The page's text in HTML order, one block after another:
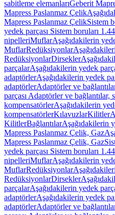
sabitleme elemanlarıGeberit
Mapress Paslanmaz Çelik
Mapress Paslanmaz ÇelikSistem
yedek parçası Sistem boruları
nipelleriMuflarAşağıdakilerin
MuflarRedüksiyonlar
RedüksiyonlarDirsekler
parçalarAşağıdakilerin yedek
adaptörlerAşağıdakilerin yedek
adaptörlerAdaptörler ve
parçası Adaptörler ve bağlantılar,
kompensatörlerAşağıdakilerin
kompensatörlerKılavuzlarKilitler
KilitlerBağlantılarAşağıdakilerin
Mapress Paslanmaz Çelik, Gaz
Mapress Paslanmaz Çelik, Gaz
yedek parçası Sistem boruları
nipelleriMuflarAşağıdakilerin
MuflarRedüksiyonlar
RedüksiyonlarDirsekler
parçalarAşağıdakilerin yedek
adaptörlerAşağıdakilerin yedek
adaptörlerAdaptörler ve